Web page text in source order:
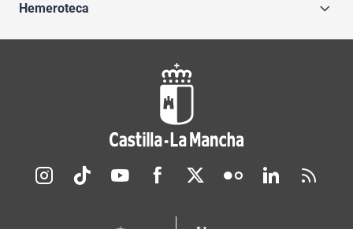
Hemeroteca
Redes sociales JCCM